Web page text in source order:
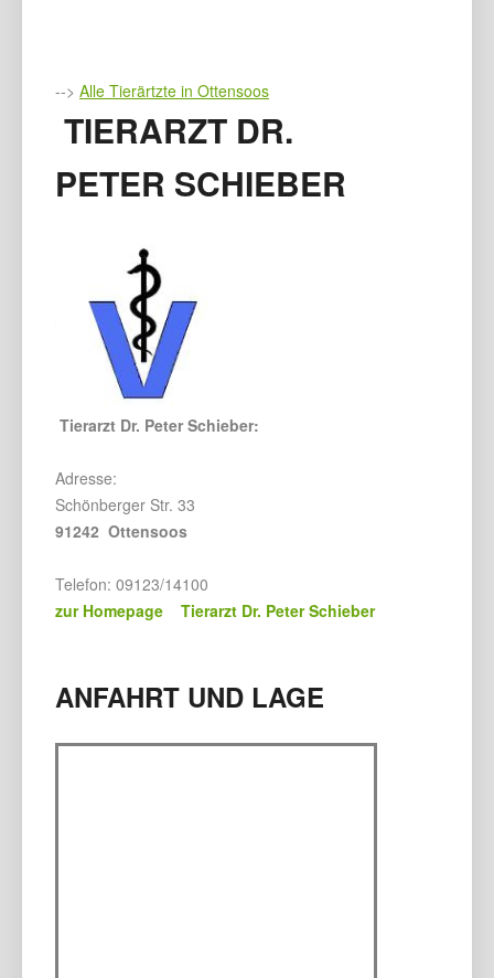
--> Alle Tierärtzte in Ottensoos
TIERARZT DR.
PETER SCHIEBER
Tierarzt Dr. Peter Schieber:
Adresse:
Schönberger Str. 33
91242 Ottensoos
Telefon: 09123/14100
zur Homepage Tierarzt Dr. Peter Schieber
ANFAHRT UND LAGE